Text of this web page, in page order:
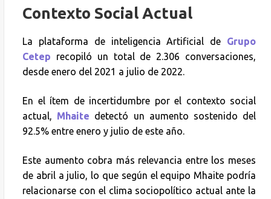
Contexto Social Actual
La plataforma de inteligencia Artificial de Grupo
Cetep recopiló un total de 2.306 conversaciones,
desde enero del 2021 a julio de 2022.
En el ítem de incertidumbre por el contexto social
actual, Mhaite detectó un aumento sostenido del
92.5% entre enero y julio de este año.
Este aumento cobra más relevancia entre los meses
de abril a julio, lo que según el equipo Mhaite podría
relacionarse con el clima sociopolítico actual ante la